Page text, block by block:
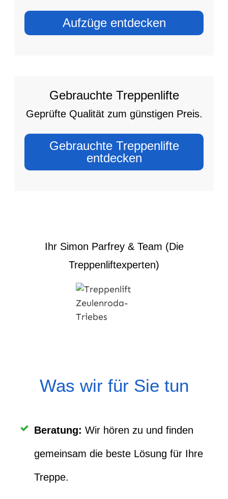
Aufzüge entdecken
Gebrauchte Treppenlifte
Geprüfte Qualität zum günstigen Preis.
Gebrauchte Treppenlifte
entdecken
Ihr Simon Parfrey & Team (Die
Treppenliftexperten)
Was wir für Sie tun
Beratung: Wir hören zu und finden
gemeinsam die beste Lösung für Ihre
Treppe.